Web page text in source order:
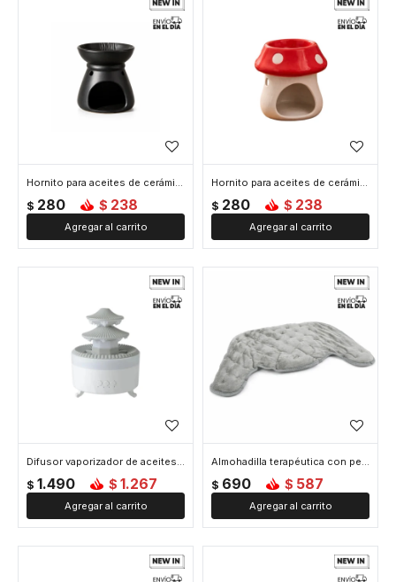
Hornito para aceites de cerámica Clásico - Negro
$ 280 $ 238
Hornito para aceites de cerámica Honguito - Rojo
$ 280 $ 238
Difusor vaporizador de aceites estilo fuente - Blanco
$ 1.490 $ 1.267
Almohadilla terapéutica con peso para cuello y hombros - Negro
$ 690 $ 587